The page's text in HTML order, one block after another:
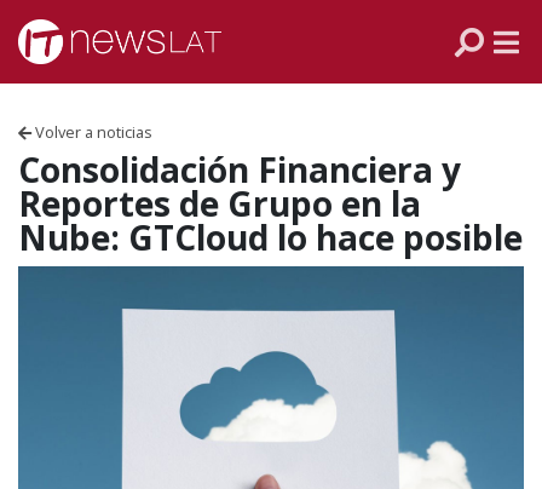
Skip to content
Volver a noticias
Consolidación Financiera y
Reportes de Grupo en la
Nube: GTCloud lo hace posible
VENEZUELA
ECUADOR
ARGENTINA